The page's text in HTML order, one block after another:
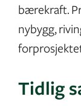
bærekraft.
nybygg,
Tidlig